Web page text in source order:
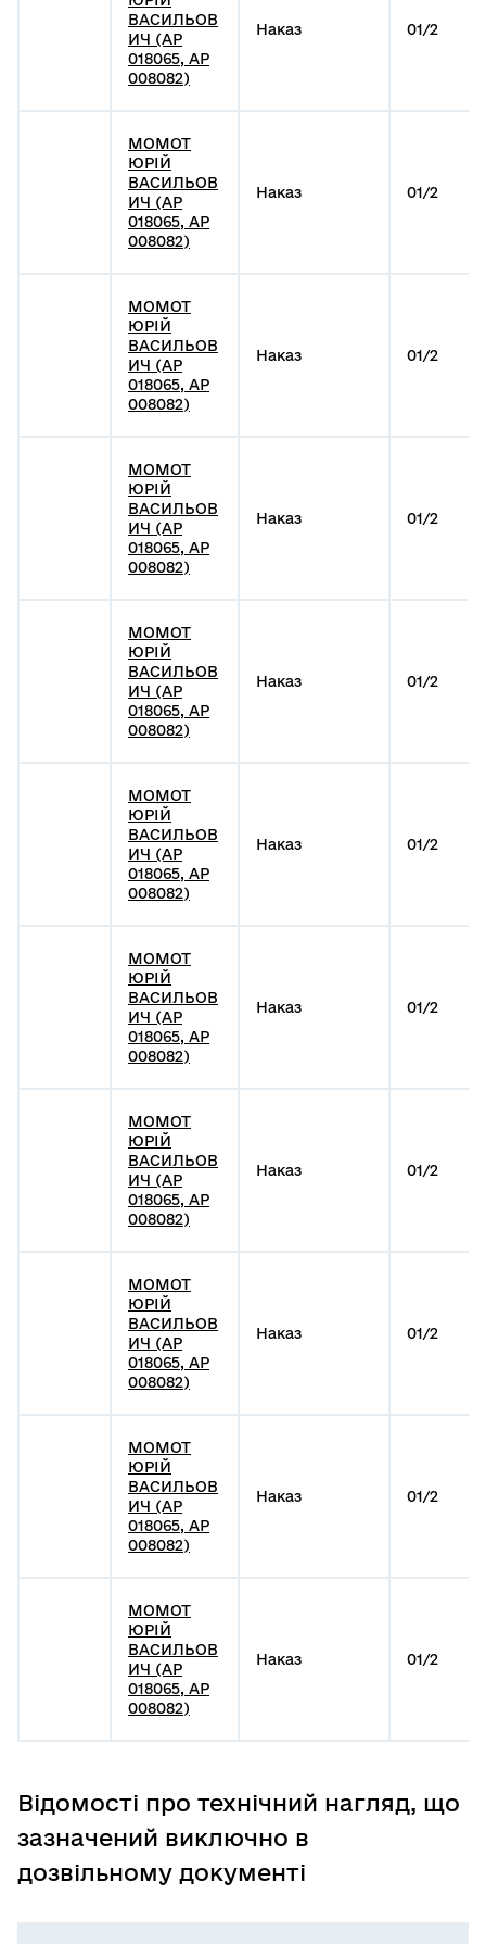
ВАСИЛЬОВ
ИЧ (АР
018065, АР
008082)
Наказ 01/2
МОМОТ
ЮРІЙ
ВАСИЛЬОВ
ИЧ (АР
018065, АР
008082)
Наказ 01/2
МОМОТ
ЮРІЙ
ВАСИЛЬОВ
ИЧ (АР
018065, АР
008082)
Наказ 01/2
МОМОТ
ЮРІЙ
ВАСИЛЬОВ
ИЧ (АР
018065, АР
008082)
Наказ 01/2
МОМОТ
ЮРІЙ
ВАСИЛЬОВ
ИЧ (АР
018065, АР
008082)
Наказ 01/2
МОМОТ
ЮРІЙ
ВАСИЛЬОВ
ИЧ (АР
018065, АР
008082)
Наказ 01/2
МОМОТ
ЮРІЙ
ВАСИЛЬОВ
ИЧ (АР
018065, АР
008082)
Наказ 01/2
МОМОТ
ЮРІЙ
ВАСИЛЬОВ
ИЧ (АР
018065, АР
008082)
Наказ 01/2
МОМОТ
ЮРІЙ
ВАСИЛЬОВ
ИЧ (АР
018065, АР
008082)
Наказ 01/2
МОМОТ
ЮРІЙ
ВАСИЛЬОВ
ИЧ (АР
018065, АР
008082)
Наказ 01/2
МОМОТ
ЮРІЙ
ВАСИЛЬОВ
ИЧ (АР
018065, АР
008082)
Наказ 01/2
Відомості про технічний нагляд, що
зазначений виключно в
дозвільному документі